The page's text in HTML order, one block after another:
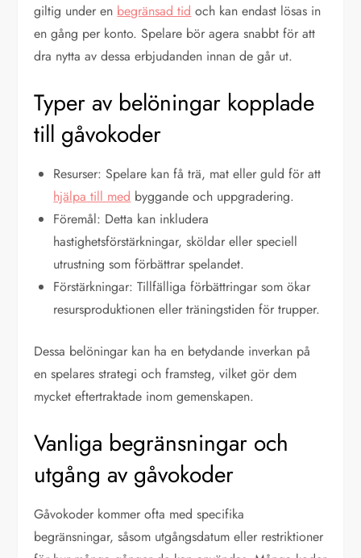
giltig under en begränsad tid och kan endast lösas in
en gång per konto. Spelare bör agera snabbt för att
dra nytta av dessa erbjudanden innan de går ut.
Typer av belöningar kopplade
till gåvokoder
Resurser: Spelare kan få trä, mat eller guld för att
hjälpa till med byggande och uppgradering.
Föremål: Detta kan inkludera
hastighetsförstärkningar, sköldar eller speciell
utrustning som förbättrar spelandet.
Förstärkningar: Tillfälliga förbättringar som ökar
resursproduktionen eller träningstiden för trupper.
Dessa belöningar kan ha en betydande inverkan på
en spelares strategi och framsteg, vilket gör dem
mycket eftertraktade inom gemenskapen.
Vanliga begränsningar och
utgång av gåvokoder
Gåvokoder kommer ofta med specifika
begränsningar, såsom utgångsdatum eller restriktioner